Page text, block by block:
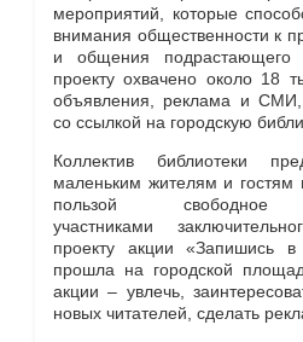
мероприятий, которые
внимания общественности к
и общения подрастающего
проекту охвачено около 18
объявления, реклама и
со ссылкой на городскую
Коллектив библиотеки
маленьким жителям и гостям
пользой
участниками
проекту акции «Запишись в
прошла на городской
акции– увлечь,
новых читателей, сделать